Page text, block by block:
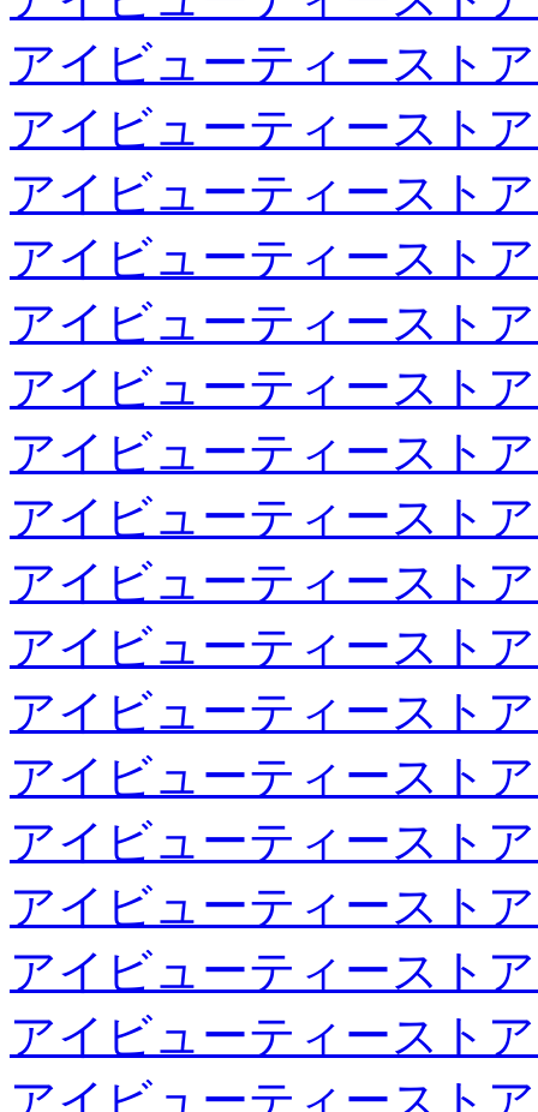
アイビューティースト
アイビューティースト
アイビューティースト
アイビューティースト
アイビューティースト
アイビューティースト
アイビューティースト
アイビューティースト
アイビューティースト
アイビューティースト
アイビューティースト
アイビューティースト
アイビューティースト
アイビューティースト
アイビューティースト
アイビューティースト
アイビューティースト